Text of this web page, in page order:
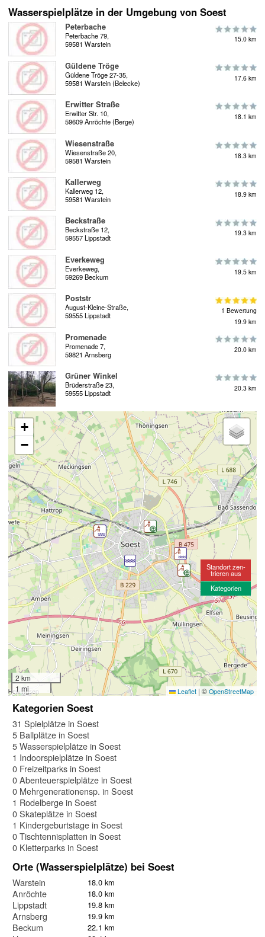
Wasserspielplätze in der Umgebung von Soest
Peterbache
Peterbache 79,
59581 Warstein
15.0 km
Güldene Tröge
Güldene Tröge 27-35,
59581 Warstein (Belecke)
17.6 km
Erwitter Straße
Erwitter Str. 10,
59609 Anröchte (Berge)
18.1 km
Wiesenstraße
Wiesenstraße 20,
59581 Warstein
18.3 km
Kallerweg
Kallerweg 12,
59581 Warstein
18.9 km
Beckstraße
Beckstraße 12,
59557 Lippstadt
19.3 km
Everkeweg
Everkeweg,
59269 Beckum
19.5 km
Poststr
August-Kleine-Straße,
59555 Lippstadt
1 Bewertung
19.9 km
Promenade
Promenade 7,
59821 Arnsberg
20.0 km
Grüner Winkel
Brüderstraße 23,
59555 Lippstadt
20.3 km
+
−
2 km
1 mi
Leaflet | © OpenStreetMap
Standort zen-
trieren aus
Kategorien
Kategorien Soest
31 Spielplätze in Soest
5 Ballplätze in Soest
5 Wasserspielplätze in Soest
1 Indoorspielplätze in Soest
0 Freizeitparks in Soest
0 Abenteuerspielplätze in Soest
0 Mehrgenerationensp. in Soest
1 Rodelberge in Soest
0 Skateplätze in Soest
1 Kindergeburtstage in Soest
0 Tischtennisplatten in Soest
0 Kletterparks in Soest
Orte (Wasserspielplätze) bei Soest
Warstein 18.0 km
Anröchte 18.0 km
Lippstadt 19.8 km
Arnsberg 19.9 km
Beckum 22.1 km